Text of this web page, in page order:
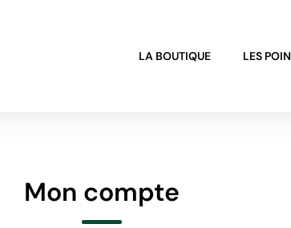
LA BOUTIQUE LES
Mon compte